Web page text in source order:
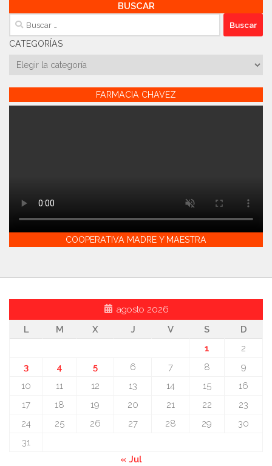
BUSCAR
Buscar:
CATEGORÍAS
Categorías
FARMACIA CHAVEZ
COOPERATIVA MADRE Y MAESTRA
agosto 2026
L
M X J V S
D
1
2
3
4 5 6 7 8
9
10
11 12 13 14 15
16
17
18 19 20 21 22
23
24
25 26 27 28 29
30
31
« Jul